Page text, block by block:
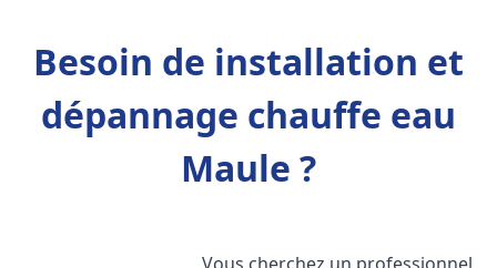
Besoin de installation et
dépannage chauffe eau
Maule ?